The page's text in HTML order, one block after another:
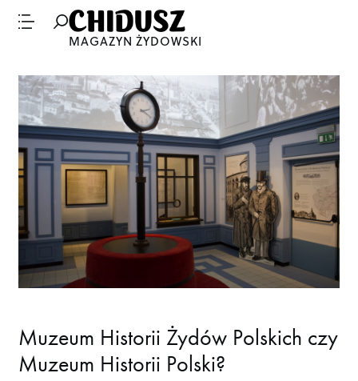
MAGAZYN ŻYDOWSKI
Muzeum Historii Żydów Polskich czy
Muzeum Historii Polski?